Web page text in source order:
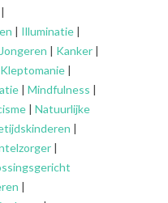
|
| Illuminatie |
Jongeren | Kanker |
Kleptomanie |
| Mindfulness |
| Natuurlijke
|
|
|